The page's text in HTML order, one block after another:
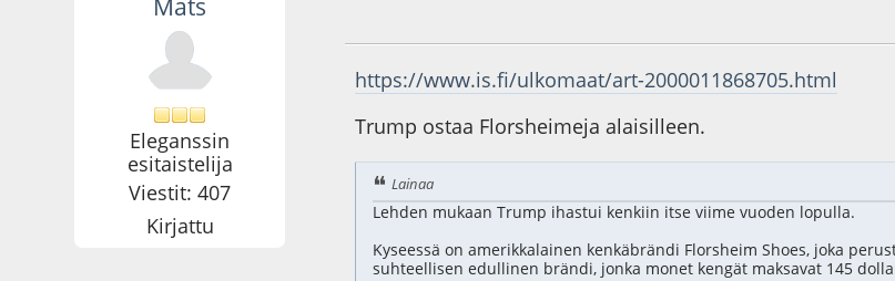
Mats
Eleganssin
esitaistelija
Viestit: 407
Kirjattu
https://www.is.fi/ulkomaat/art-2000011868705.html
Trump ostaa Florsheimeja alaisilleen.
Lainaa
Lehden mukaan Trump ihastui kenkiin itse viime vuoden lopulla.
Kyseessä on amerikkalainen kenkäbrändi Florsheim Shoes, joka
suhteellisen edullinen brändi, jonka monet kengät maksavat 145